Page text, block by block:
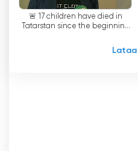
säilyttämään ja
kulttuuriperintöä ja
mahdollisuuden
🚨 17 children have died in
Tatarstan since the beginning
Lataa